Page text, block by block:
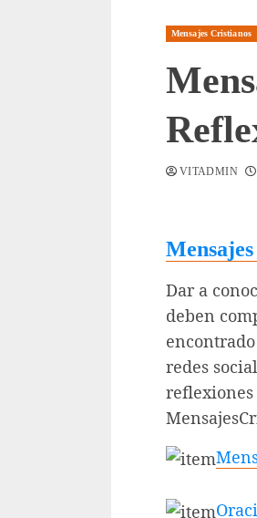
Mensajes Cristianos
VITADMIN
Dar a
deben
redes